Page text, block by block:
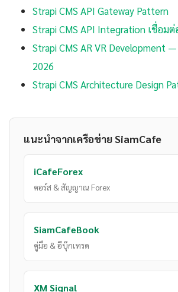
Strapi CMS API Gateway Pattern
Strapi CMS API Integration เชื่อม
Strapi CMS AR VR
2026
Strapi CMS Architecture Design
แนะนำจากเครือข่าย SiamCafe
iCafeForex
คอร์ส & สัญญาณ Forex
SiamCafeBook
คู่มือ & อีบุ๊กเทรด
XM Signal